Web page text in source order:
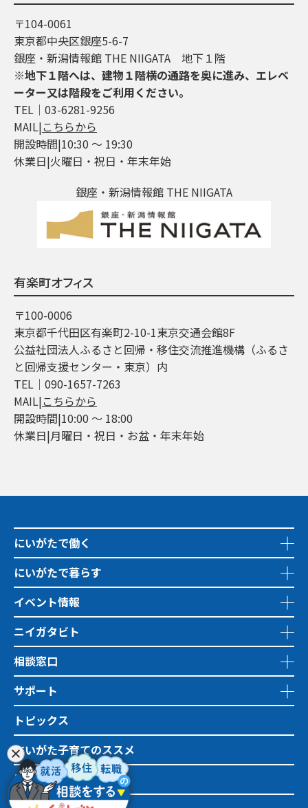
〒104-0061
東京都中央区銀座5-6-7
銀座・新潟情報館 THE NIIGATA 地下１階
※地下１階へは、建物１階横の通路を奥に進み、エレベ
ーター又は階段をご利用ください。
TEL│03-6281-9256
MAIL|こちらから
開設時間|10:30 ～ 19:30
休業日|火曜日・祝日・年末年始
銀座・新潟情報館 THE NIIGATA
有楽町オフィス
〒100-0006
東京都千代田区有楽町2-10-1東京交通会館8F
公益社団法人ふるさと回帰・移住交流推進機構（ふるさ
と回帰支援センター・東京）内
TEL│090-1657-7263
MAIL|こちらから
開設時間|10:00 ～ 18:00
休業日|月曜日・祝日・お盆・年末年始
にいがたで働く
にいがたで暮らす
イベント情報
ニイガタビト
相談窓口
サポート
トピックス
にいがた子育てのススメ
地域おこし協力隊